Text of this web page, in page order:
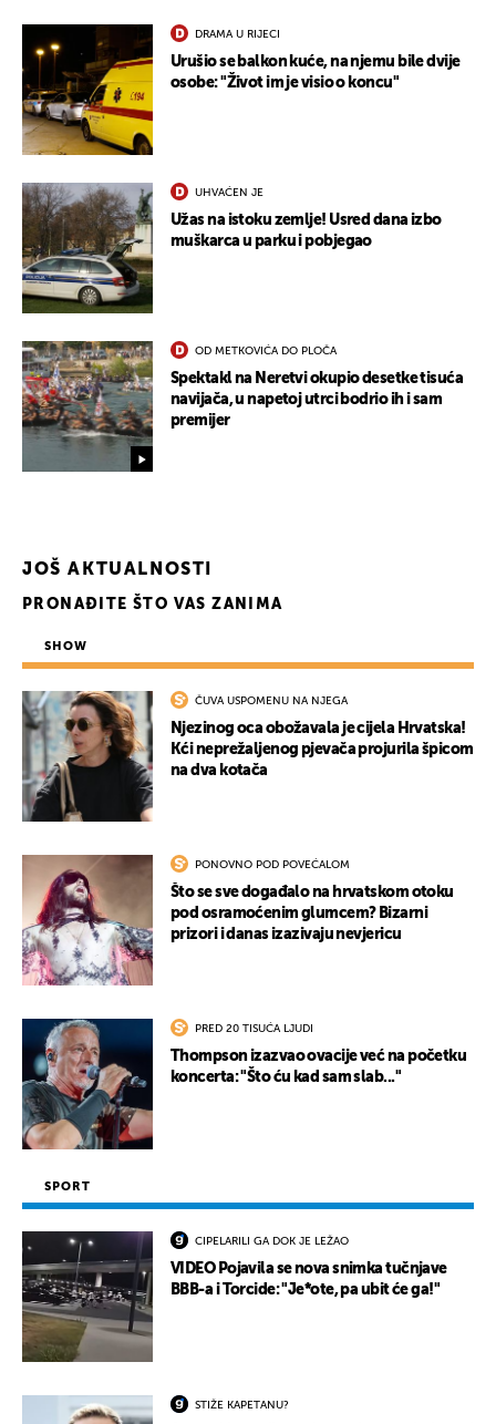
DRAMA U RIJECI
Urušio se balkon kuće, na njemu bile dvije
osobe: "Život im je visio o koncu"
UHVAĆEN JE
Užas na istoku zemlje! Usred dana izbo
muškarca u parku i pobjegao
OD METKOVIĆA DO PLOČA
Spektakl na Neretvi okupio desetke tisuća
navijača, u napetoj utrci bodrio ih i sam
premijer
JOŠ AKTUALNOSTI
PRONAĐITE ŠTO VAS ZANIMA
SHOW
ČUVA USPOMENU NA NJEGA
Njezinog oca obožavala je cijela Hrvatska!
Kći neprežaljenog pjevača projurila špicom
na dva kotača
PONOVNO POD POVEĆALOM
Što se sve događalo na hrvatskom otoku
pod osramoćenim glumcem? Bizarni
prizori i danas izazivaju nevjericu
PRED 20 TISUĆA LJUDI
Thompson izazvao ovacije već na početku
koncerta: "Što ću kad sam slab..."
SPORT
CIPELARILI GA DOK JE LEŽAO
VIDEO Pojavila se nova snimka tučnjave
BBB-a i Torcide: "Je*ote, pa ubit će ga!"
STIŽE KAPETANU?
UKLJUČITE NOTIFIKACIJE